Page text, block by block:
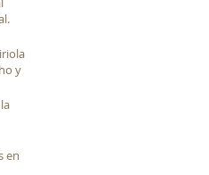
y
en